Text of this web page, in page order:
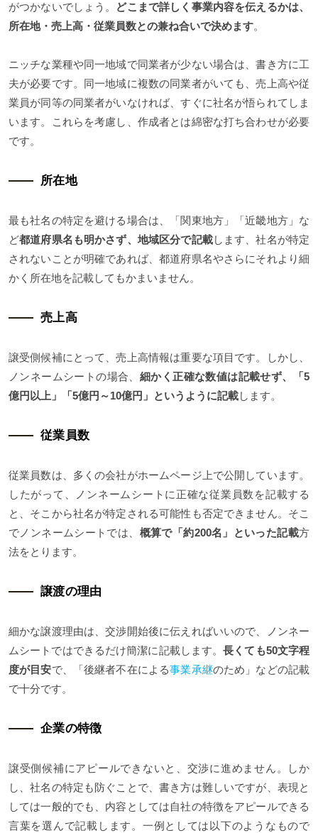
がつかないでしょう。 どこまで詳しく事業内容を伝えるかは、
所在地・売上高・従業員数との兼ね合いで決めます。
ニッチな業種や同一地域で同業者が少ない場合は、書き方に工
夫が必要です。同一地域に複数の同業者がいても、売上高や従
業員が同等の同業者がいなければ、すぐに社名が悟られてしま
います。これらを考慮し、作成者とは綿密な打ち合わせが必要
です。
所在地
最も社名の特定を避ける場合は、「関東地方」「近畿地方」な
ど都道府県名も明かさず、地域区分で記載します、社名が特定
されないことが明確であれば、都道府県名やさらにそれより細
かく所在地を記載してもかまいません。
売上高
譲受側候補にとって、売上高情報は重要な項目です。しかし、
ノンネームシートの場合、 細かく正確な数値は記載せず、「5
億円以上」「5億円～10億円」というように記載します。
従業員数
従業員数は、多くの会社がホームページ上で公開しています。
したがって、ノンネームシートに正確な従業員数を記載する
と、そこから社名が特定される可能性も否定できません。そこ
でノンネームシートでは、 概算で「約200名」といった記載方
法をとります。
譲渡の理由
細かな譲渡理由は、交渉開始後に伝えればいいので、ノンネー
ムシートではできるだけ簡潔に記載します。長くても50文字程
度が目安で、「後継者不在による事業承継のため」などの記載
で十分です。
企業の特徴
譲受側候補にアピールできないと、交渉に進めません。しか
し、社名の特定も防ぐことで、書き方は難しいですが、表現と
しては一般的でも、内容としては自社の特徴をアピールできる
言葉を選んで記載します。一例としては以下のようなもので